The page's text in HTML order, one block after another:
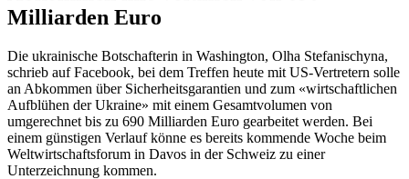
Milliarden Euro
Die ukrainische Botschafterin in Washington, Olha Stefanischyna,
schrieb auf Facebook, bei dem Treffen heute mit US-Vertretern solle
an Abkommen über Sicherheitsgarantien und zum «wirtschaftlichen
Aufblühen der Ukraine» mit einem Gesamtvolumen von
umgerechnet bis zu 690 Milliarden Euro gearbeitet werden. Bei
einem günstigen Verlauf könne es bereits kommende Woche beim
Weltwirtschaftsforum in Davos in der Schweiz zu einer
Unterzeichnung kommen.